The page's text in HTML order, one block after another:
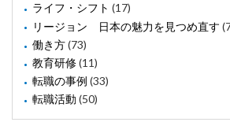
ライフ・シフト (17)
リージョン 日本の魅力を見つめ直す
働き方(73)
教育研修(11)
転職の事例 (33)
転職活動 (50)